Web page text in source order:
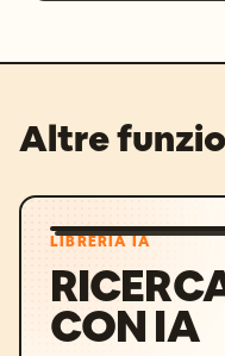
Altre
LIBRERIA IA
CON IA